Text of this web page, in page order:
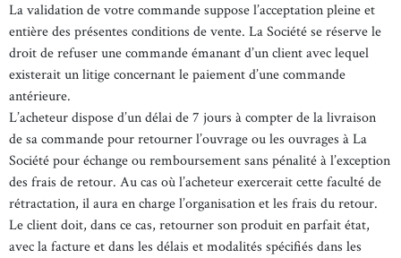
La validation de votre commande suppose l’acceptation pleine et
entière des présentes conditions de vente. La Société se réserve le
droit de refuser une commande émanant d’un client avec lequel
existerait un litige concernant le paiement d’une commande
antérieure.
L’acheteur dispose d’un délai de 7 jours à compter de la livraison
de sa commande pour retourner l’ouvrage ou les ouvrages à La
Société pour échange ou remboursement sans pénalité à l’exception
des frais de retour. Au cas où l’acheteur exercerait cette faculté de
rétractation, il aura en charge l’organisation et les frais du retour.
Le client doit, dans ce cas, retourner son produit en parfait état,
avec la facture et dans les délais et modalités spécifiés dans les